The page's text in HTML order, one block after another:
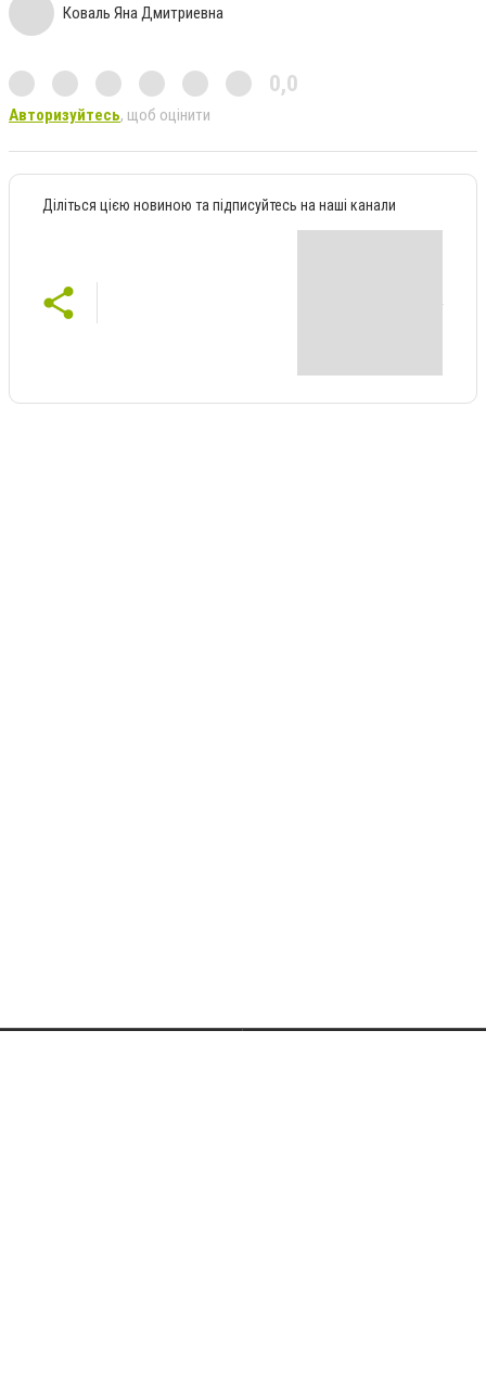
Коваль Яна Дмитриевна
0,0
Авторизуйтесь, щоб оцінити
Діліться цією новиною та підписуйтесь на наші канали